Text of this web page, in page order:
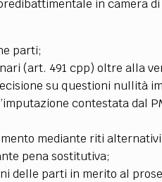
in camera
parti;
(art. 491 cpp) oltre alla
su questioni nullità
contestata dal
mediante riti
pena sostitutiva;
delle parti in merito al